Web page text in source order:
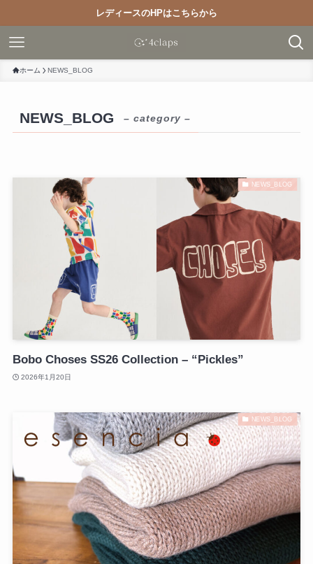
レディースのHPはこちらから
ホーム NEWS_BLOG
NEWS_BLOG – category –
NEWS_BLOG
Bobo Choses SS26 Collection – “Pickles”
2026年1月20日
NEWS_BLOG